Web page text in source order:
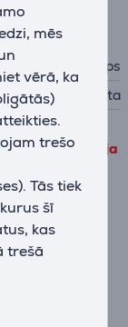
mēs
vērā, ka
trešo
Tās tiek
šī
kas
trešā
Philips
balta
tikai tad, ja
lietošanas